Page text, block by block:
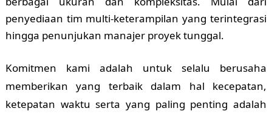
penyediaan tim multi-keterampilan yang terintegrasi
hingga penunjukan manajer proyek tunggal.
Komitmen kami adalah untuk selalu berusaha
memberikan yang terbaik dalam hal kecepatan,
ketepatan waktu serta yang paling penting adalah